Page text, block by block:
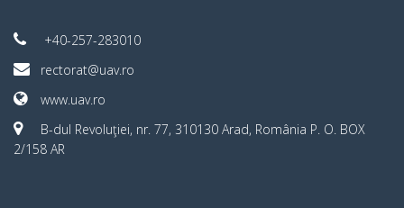
+40-257-283010
rectorat@uav.ro
www.uav.ro
B-dul Revoluţiei, nr. 77, 310130 Arad, România P. O. BOX
2/158 AR